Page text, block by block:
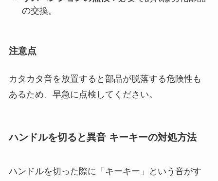
の交換。
注意点
カタカタ音を放置すると部品が脱落する危険性も
あるため、早急に点検してください。
ハンドルを切ると異音 キーキーの対処方法
ハンドルを切った際に「キーキー」という音がす